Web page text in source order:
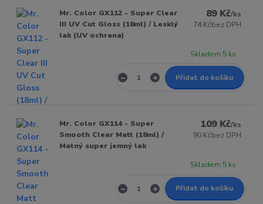
Mr. Color GX112 - Super Clear
III UV Cut Gloss (18ml) / Lesklý
lak (UV ochrana)
89 Kč/ks
74 Kčbez DPH
Skladem 5 ks
Přidat do košíku
Mr. Color GX114 - Super
Smooth Clear Matt (18ml) /
Matný super jemný lak
109 Kč/ks
90 Kčbez DPH
Skladem 5 ks
Přidat do košíku